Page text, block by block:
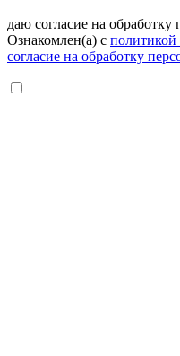
даю согласие на
Ознакомлен(а) с политикой
согласие на обработку